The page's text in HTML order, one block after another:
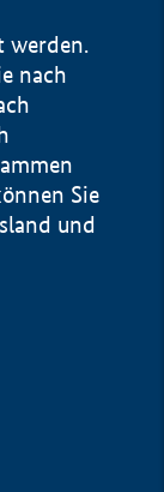
werden.
nach
Sie
und